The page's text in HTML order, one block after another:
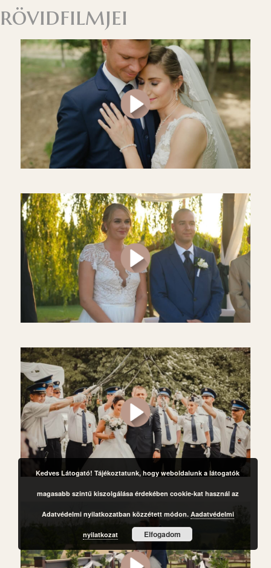
rövidfilmjei
Kedves Látogató! Tájékoztatunk, hogy weboldalunk a látogatók
magasabb szintű kiszolgálása érdekében cookie-kat használ az
Adatvédelmi nyilatkozatban közzétett módon. Aadatvédelmi
nyilatkozat Elfogadom